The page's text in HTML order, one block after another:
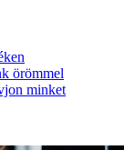
örömmel
minket